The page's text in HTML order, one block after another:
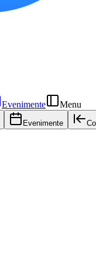
Evenimente Menu
Evenimente